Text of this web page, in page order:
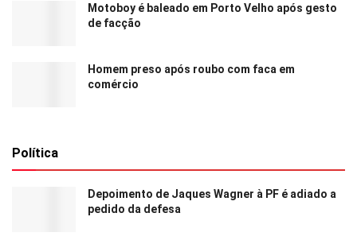
Motoboy é baleado em Porto Velho após gesto
de facção
Homem preso após roubo com faca em
comércio
Política
Depoimento de Jaques Wagner à PF é adiado a
pedido da defesa